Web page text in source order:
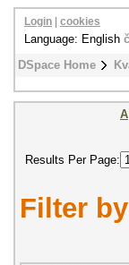
DSpace Home
Login cookies
Language: English
A
Results Per Page:
Filter